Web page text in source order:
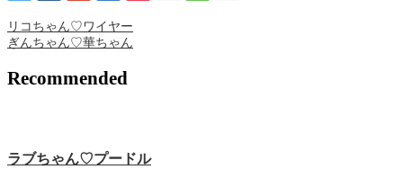
リコちゃん♡ワイヤー
ぎんちゃん♡華ちゃん
Recommended
ラブちゃん♡プードル